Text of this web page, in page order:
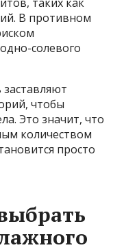
В противном
солевого
чтобы
Это значит, что
количеством
просто